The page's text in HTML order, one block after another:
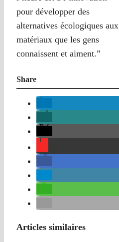
pour développer des
alternatives écologiques aux
matériaux que les gens
connaissent et aiment.”
Share
Articles similaires